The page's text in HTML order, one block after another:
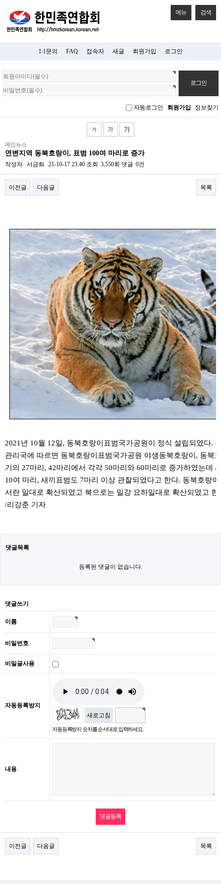
메뉴 검색
1:1문의 FAQ 접속자 새글 회원가입 로그인
회
원
로
자동로그인 회원가입 정보찾기
메인뉴스
연변지역 동북호랑이, 표범 100여 마리로 증가
작성자 서금화 21-10-17 23:40 조회 3,550회 댓글 0건
이전글 다음글 목록
2021년 10월 12일, 동북호랑이표범국가공원이 정식 설립되였다.
관리국에 따르면 동북호랑이표범국가공원 야생동북호랑이, 동북
기의 27마리, 42마리에서 각각 50마리와 60마리로 증가하였는데
10여 마리, 새끼표범도 7마리 이상 관찰되였다고 한다. 동북호랑
서란 일대로 확산되였고 북으로는 밀강 요하일대로 확산되였고 한
/리강춘 기자
댓글목록
등록된 댓글이 없습니다.
댓글쓰기
이름
비밀번호
비밀글사용
자동등록방지
새로고침
자동등록방지 숫자를 순서대로 입력하세요.
내용
이전글 다음글 목록